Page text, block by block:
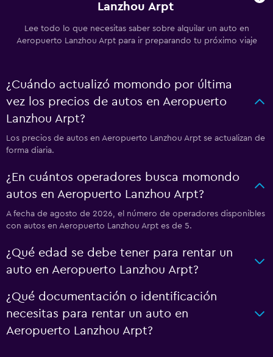
Lanzhou Arpt
Lee todo lo que necesitas saber sobre alquilar un auto en
Aeropuerto Lanzhou Arpt para ir preparando tu próximo viaje
¿Cuándo actualizó momondo por última
vez los precios de autos en Aeropuerto
Lanzhou Arpt?
Los precios de autos en Aeropuerto Lanzhou Arpt se actualizan de
forma diaria.
¿En cuántos operadores busca momondo
autos en Aeropuerto Lanzhou Arpt?
A fecha de agosto de 2026, el número de operadores disponibles
con autos en Aeropuerto Lanzhou Arpt es de 5.
¿Qué edad se debe tener para rentar un
auto en Aeropuerto Lanzhou Arpt?
¿Qué documentación o identificación
necesitas para rentar un auto en
Aeropuerto Lanzhou Arpt?